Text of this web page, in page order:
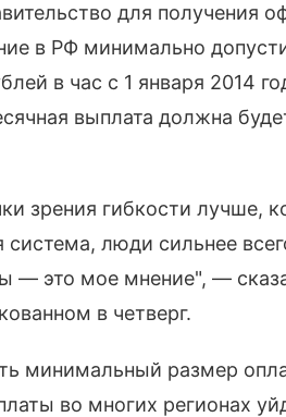
для получения
в РФ минимально
в час с 1 января 2014
выплата должна
зрения гибкости лучше,
система, люди сильнее
— это мое мнение", —
в четверг.
минимальный размер
во многих регионах